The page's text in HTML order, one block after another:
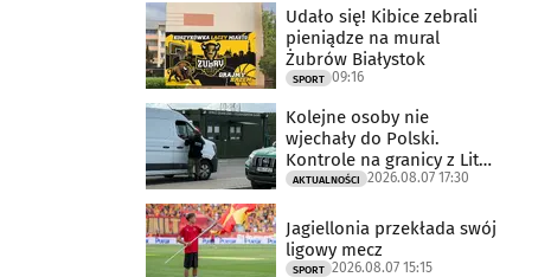
Udało się! Kibice zebrali
pieniądze na mural
Żubrów Białystok
SPORT 09:16
Kolejne osoby nie
wjechały do Polski.
Kontrole na granicy z Litwą
trwają
AKTUALNOŚCI 2026.08.07 17:30
Jagiellonia przekłada swój
ligowy mecz
SPORT 2026.08.07 15:15